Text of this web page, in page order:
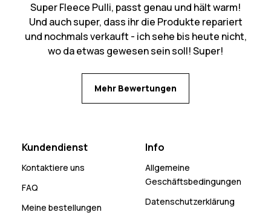
Super Fleece Pulli, passt genau und hält warm!
Und auch super, dass ihr die Produkte repariert
und nochmals verkauft - ich sehe bis heute nicht,
wo da etwas gewesen sein soll! Super!
Mehr Bewertungen
Kundendienst
Kontaktiere uns
FAQ
Meine bestellungen
Info
Allgemeine
Geschäftsbedingungen
Datenschutzerklärung